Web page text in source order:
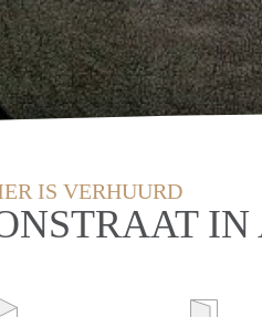
IS VERHUURD